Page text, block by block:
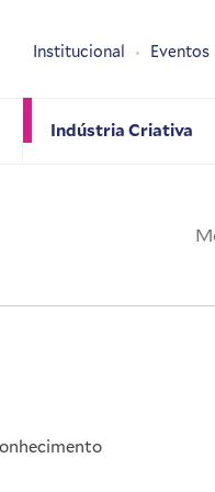
Indústria Criativa
Institucional Eventos